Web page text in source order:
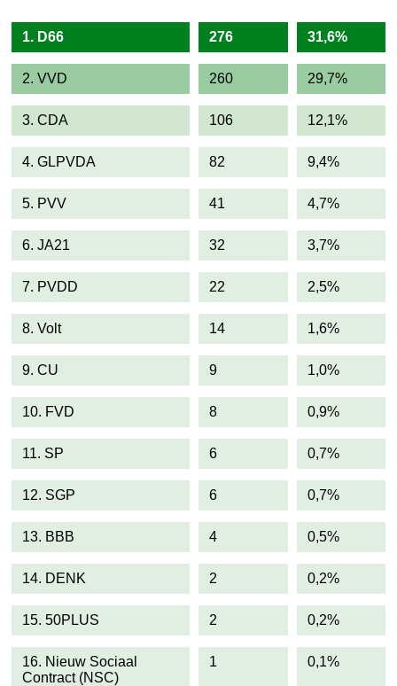
1. D66 276 31,6%
2. VVD 260 29,7%
3. CDA 106 12,1%
4. GLPVDA 82 9,4%
5. PVV 41 4,7%
6. JA21 32 3,7%
7. PVDD 22 2,5%
8. Volt 14 1,6%
9. CU 9 1,0%
10. FVD 8 0,9%
11. SP 6 0,7%
12. SGP 6 0,7%
13. BBB 4 0,5%
14. DENK 2 0,2%
15. 50PLUS 2 0,2%
16. Nieuw Sociaal
Contract (NSC)
1 0,1%